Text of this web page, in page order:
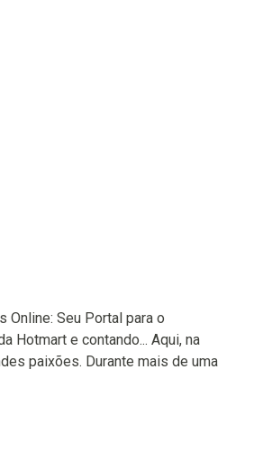
Online: Seu Portal para o
Hotmart e contando... Aqui, na
paixões. Durante mais de uma